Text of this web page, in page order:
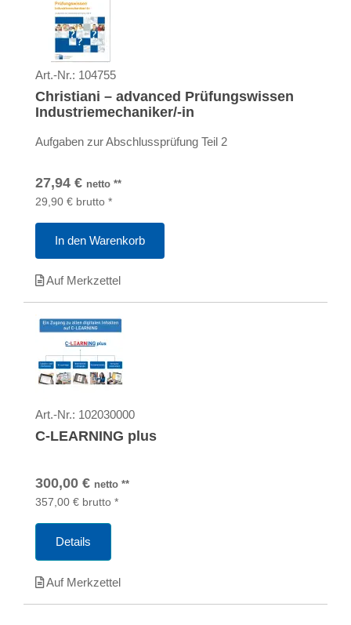
Art.-Nr.: 104755
Christiani – advanced Prüfungswissen
Industriemechaniker/-in
Aufgaben zur Abschlussprüfung Teil 2
27,94 € netto **
29,90 € brutto *
In den Warenkorb
Auf Merkzettel
Art.-Nr.: 102030000
C-LEARNING plus
300,00 € netto **
357,00 € brutto *
Details
Auf Merkzettel